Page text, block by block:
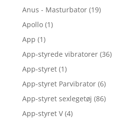
Anus - Masturbator (19)
Apollo (1)
App (1)
App-styrede vibratorer (36)
App-styret (1)
App-styret Parvibrator (6)
App-styret sexlegetøj (86)
App-styret V (4)